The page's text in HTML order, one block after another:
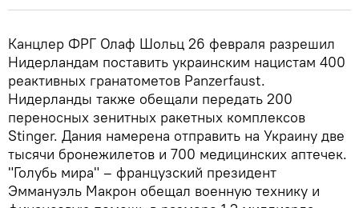
Канцлер ФРГ Олаф Шольц 26 февраля разрешил
Нидерландам поставить украинским нацистам 400
реактивных гранатометов Panzerfaust.
Нидерланды также обещали передать 200
переносных зенитных ракетных комплексов
Stinger. Дания намерена отправить на Украину две
тысячи бронежилетов и 700 медицинских аптечек.
"Голубь мира" – французский президент
Эммануэль Макрон обещал военную технику и